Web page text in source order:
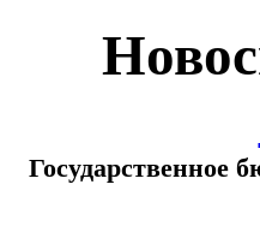
Государственное